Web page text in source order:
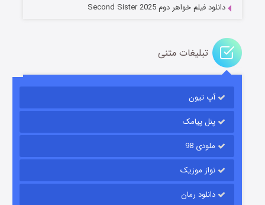
باب اسفنجی فصل ۱۷
قسمت۶ (زیرنویس) منتشر شد
دانلود فیلم خواهر دوم Second Sister 2025
تبلیغات متنی
آپ تیون
پنل پیامک
ملودی 98
نواز موزیک
دانلود رمان